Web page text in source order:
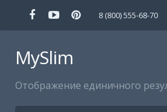
8 (800) 555-68-70
Каталог
MySlim
Отображение единичного